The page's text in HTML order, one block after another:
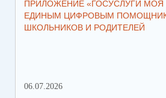
ПРИЛОЖЕНИЕ «ГОСУСЛУГИ МОЯ
ЕДИНЫМ ЦИФРОВЫМ ПОМОЩНИКОМ
ШКОЛЬНИКОВ И РОДИТЕЛЕЙ
06.07.2026